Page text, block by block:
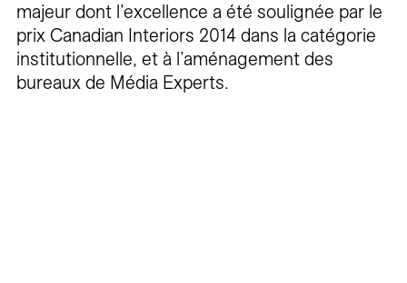
majeur dont l’excellence a été soulignée par le
prix Canadian Interiors 2014 dans la catégorie
institutionnelle, et à l’aménagement des
bureaux de Média Experts.